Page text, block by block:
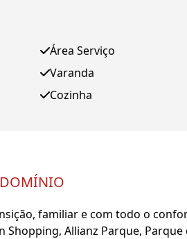
Área Serviço
Varanda
Cozinha
familiar e com todo o
Shopping, Allianz Parque,